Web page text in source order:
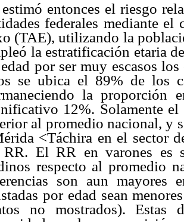
estimó entonces el riesgo
federales mediante el
(TAE), utilizando la
la estratificación etaria
por ser muy escasos
se ubica el 89% de los
la
12%. Solamente
al promedio nacional, y
<Táchira en el sector
RR. El RR en varones es
respecto al promedio
son aun mayores
por edad sean
no mostrados). Estas